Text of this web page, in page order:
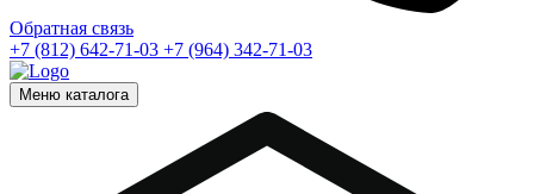
Обратная связь
+7 (812) 642-71-03 +7 (964) 342-71-03
Меню каталога